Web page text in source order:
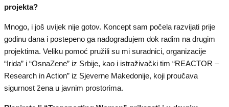
projekta?
Mnogo, i još uvijek nije gotov. Koncept sam počela razvijati prije
godinu dana i postepeno ga nadograđujem dok radim na drugim
projektima. Veliku pomoć pružili su mi suradnici, organizacije
“Irida” i “OsnaZene” iz Srbije, kao i istraživački tim “REACTOR –
Research in Action” iz Sjeverne Makedonije, koji proučava
sigurnost žena u javnim prostorima.